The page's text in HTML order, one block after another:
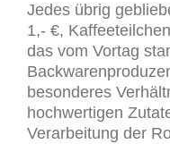
Jedes übrig
1,- €,
das vom Vortag
besonderes
hochwertigen
Verarbeitung der